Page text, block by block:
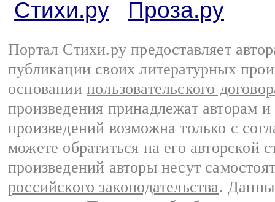
Стихи.ру
Проза.ру
Портал Стихи.ру предоставляет
публикации своих литературных
основании пользовательского
произведения принадлежат авторам
произведений возможна только с
можете обратиться на его авторской
произведений авторы несут
российского законодательства.